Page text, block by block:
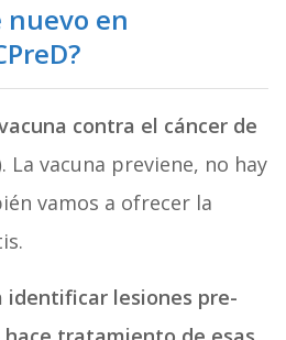
nuevo en
contra el cáncer de
. La vacuna previene, no hay
vamos a ofrecer la
identificar lesiones pre-